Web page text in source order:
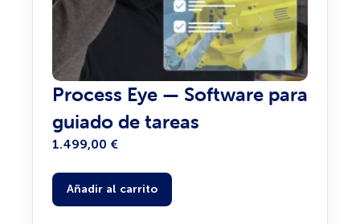
Process Eye — Software para
guiado de tareas
1.499,00 €
Añadir al carrito